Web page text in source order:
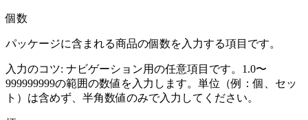
個数
パッケージに含まれる商品の個数を入力する項目です。
入力のコツ: ナビゲーション用の任意項目です。1.0〜
999999999の範囲の数値を入力します。単位（例：個、セッ
ト）は含めず、半角数値のみで入力してください。